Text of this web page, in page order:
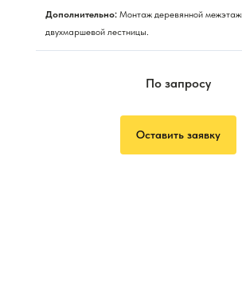
Дополнительно: Монтаж деревянной
двухмаршевой лестницы.
По запросу
Оставить заявку